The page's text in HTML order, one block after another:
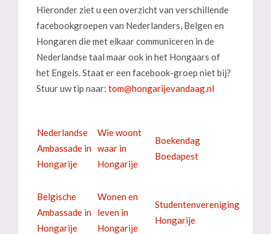
Hieronder ziet u een overzicht van verschillende
facebookgroepen van Nederlanders, Belgen en
Hongaren die met elkaar communiceren in de
Nederlandse taal maar ook in het Hongaars of
het Engels. Staat er een facebook-groep niet bij?
Stuur uw tip naar:
Nederlandse
Ambassade in
Hongarije
Wie woont
waar in
Hongarije
Boekendag
Boedapest
Belgische
Ambassade in
Hongarije
Wonen en
leven in
Hongarije
Studentenvereniging
Hongarije